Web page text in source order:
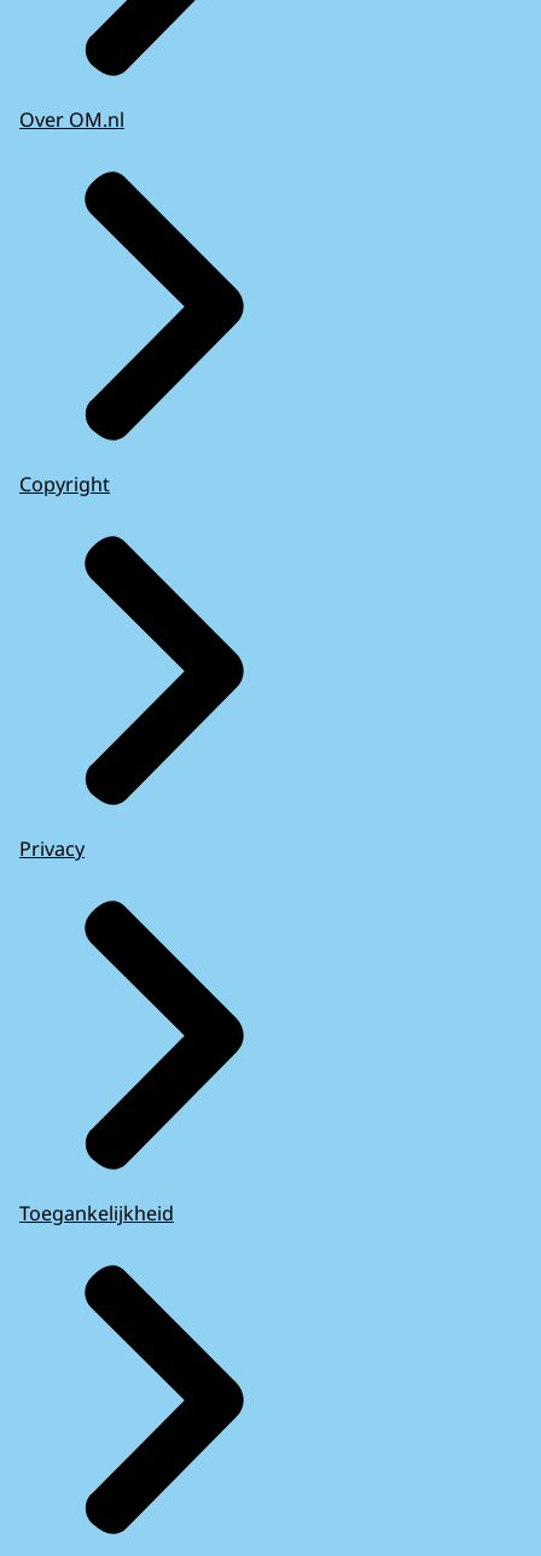
Over OM.nl
Copyright
Privacy
Toegankelijkheid